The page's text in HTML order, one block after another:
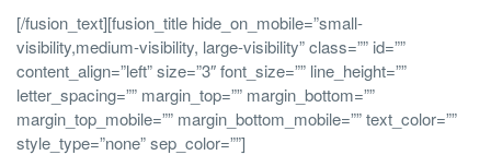
[/fusion_text][fusion_title hide_on_mobile=”small-
visibility,medium-visibility, large-visibility” class=”” id=””
content_align=”left” size=”3″ font_size=”” line_height=””
letter_spacing=”” margin_top=”” margin_bottom=””
margin_top_mobile=”” margin_bottom_mobile=”” text_color=””
style_type=”none” sep_color=””]